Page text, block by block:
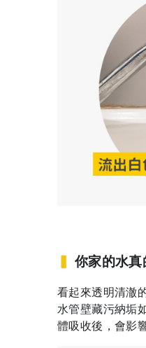
▍ 你家的水
看起來透明清澈
水管壁藏污納垢
體吸收後，會影